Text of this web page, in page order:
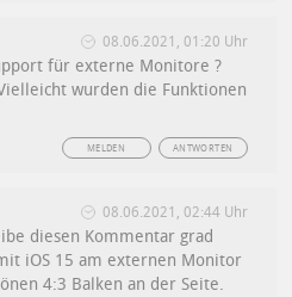
08.06.2021, 01:20 Uhr
für externe Monitore ?
wurden die Funktionen
ANTWORTEN
MELDEN
08.06.2021, 02:44 Uhr
diesen Kommentar grad
iOS 15 am externen Monitor
4:3 Balken an der Seite.